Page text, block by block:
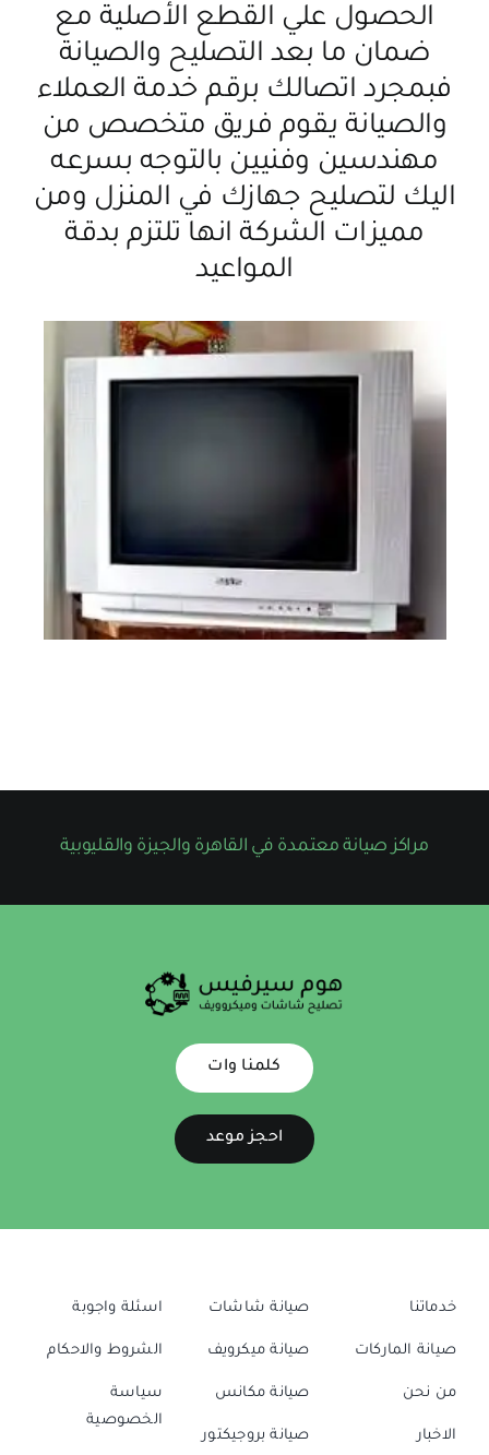
الحصول علي القطع الأصلية مع
ضمان ما بعد التصليح والصيانة
فبمجرد اتصالك برقم خدمة العملاء
والصيانة يقوم فريق متخصص من
مهندسين وفنيين بالتوجه بسرعه
اليك لتصليح جهازك في المنزل ومن
مميزات الشركة انها تلتزم بدقة
المواعيد
مراكز صيانة معتمدة في القاهرة والجيزة والقليوبية
كلمنا وات
احجز موعد
خدماتنا
صيانة الماركات
من نحن
الاخبار
صيانة شاشات
صيانة ميكرويف
صيانة مكانس
صيانة بروجيكتور
اسئلة واجوبة
الشروط والاحكام
سياسة
الخصوصية